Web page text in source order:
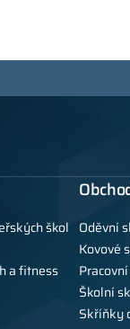
škol
a fitness
Oděvní
Kovové
Školní
Skříňky